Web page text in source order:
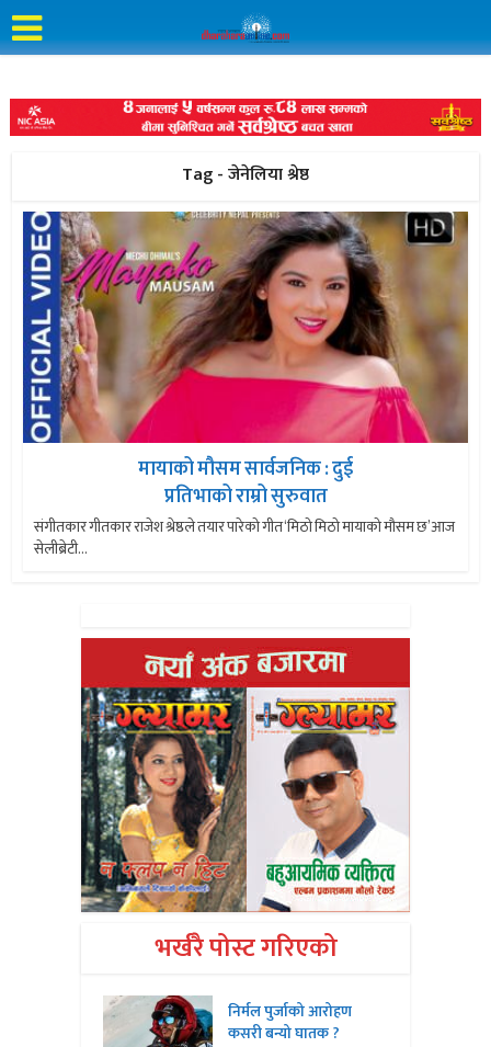
Tag - जेनेलिया श्रेष्ठ
मायाको मौसम सार्वजनिक : दुई
प्रतिभाको राम्रो सुरुवात
संगीतकार गीतकार राजेश श्रेष्ठले तयार पारेको गीत ‘मिठो मिठो मायाको मौसम छ’आज
सेलीब्रेटी...
भर्खरै पोस्ट गरिएको
निर्मल पुर्जाको आरोहण
कसरी बन्यो घातक ?